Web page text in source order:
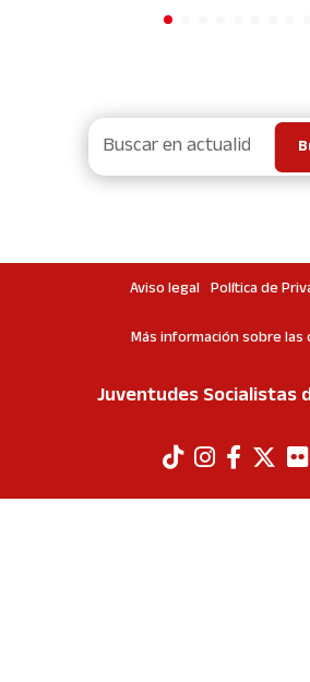
Aviso legal Política de
Más información sobre las
Juventudes Socialistas